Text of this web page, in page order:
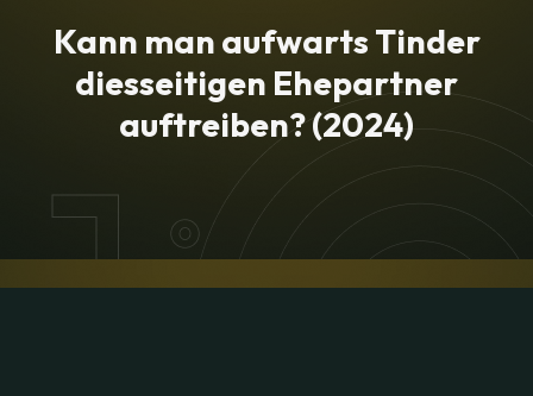
Kann man aufwarts Tinder
diesseitigen Ehepartner
auftreiben? (2024)